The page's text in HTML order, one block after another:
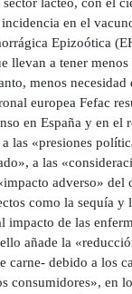
lácteo, con el
en el
Epizoótica
llevan a tener
menos necesidad
europea Fefac
en España y en el
a las «presiones
a las
adverso» del
como la sequía y
impacto de las
añade la
carne- debido a los
consumidores», en